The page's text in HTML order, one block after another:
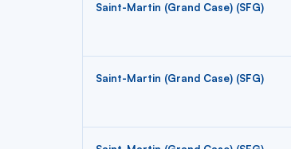
Saint-Martin (Grand Case) (SFG)
Saint-Martin (Grand Case) (SFG)